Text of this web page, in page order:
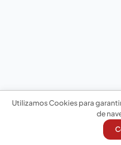
Utilizamos Cookies para
de